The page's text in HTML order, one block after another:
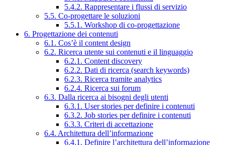
5.4.2. Rappresentare i flussi di servizio
5.5. Co-progettare le soluzioni
5.5.1. Workshop di co-progettazione
6. Progettazione dei contenuti
6.1. Cos’è il content design
6.2. Ricerca utente sui contenuti e il linguaggio
6.2.1. Content discovery
6.2.2. Dati di ricerca (search keywords)
6.2.3. Ricerca tramite analytics
6.2.4. Ricerca sui forum
6.3. Dalla ricerca ai bisogni degli utenti
6.3.1. User stories per definire i contenuti
6.3.2. Job stories per definire i contenuti
6.3.3. Criteri di accettazione
6.4. Architettura dell’informazione
6.4.1. Definire l’architettura dell’informazione